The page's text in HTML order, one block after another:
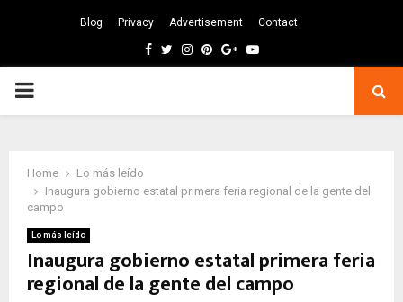
Blog Privacy Advertisement Contact
Facebook
TwitterInstagram
Pinterest
GoogleYoutube
PRIMARY
Home
Lo más leído
Inaugura gobierno estatal primera feria regional de la gente del
campo
Lo más leído
Inaugura gobierno estatal primera feria
regional de la gente del campo